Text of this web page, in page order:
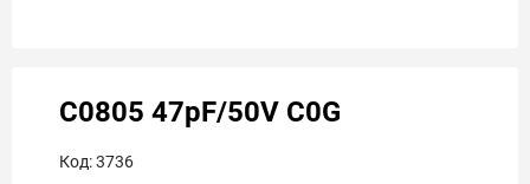
C0805 47pF/50V C0G
Код:3736